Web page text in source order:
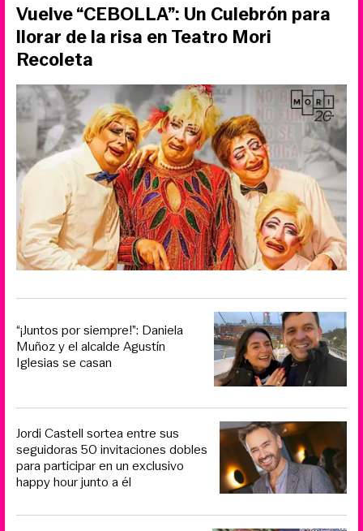
Vuelve “CEBOLLA”: Un Culebrón para
llorar de la risa en Teatro Mori
Recoleta
“¡Juntos por siempre!”: Daniela
Muñoz y el alcalde Agustín
Iglesias se casan
Jordi Castell sortea entre sus
seguidoras 50 invitaciones dobles
para participar en un exclusivo
happy hour junto a él